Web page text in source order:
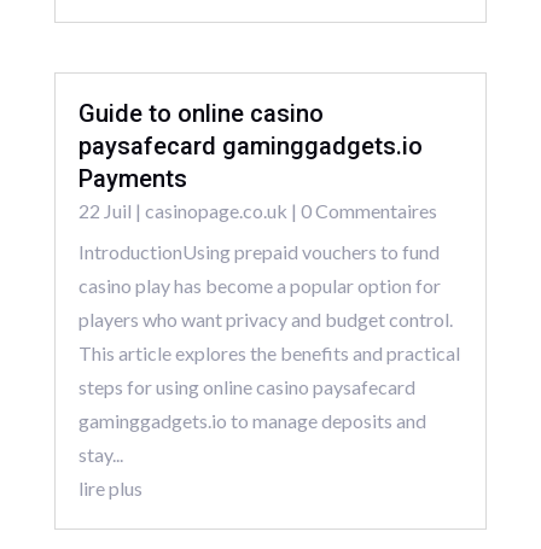
Guide to online casino
paysafecard gaminggadgets.io
Payments
22 Juil | casinopage.co.uk | 0 Commentaires
IntroductionUsing prepaid vouchers to fund
casino play has become a popular option for
players who want privacy and budget control.
This article explores the benefits and practical
steps for using online casino paysafecard
gaminggadgets.io to manage deposits and
stay...
lire plus